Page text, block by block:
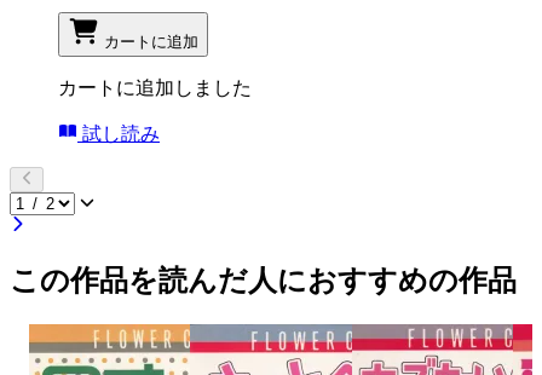
カートに追加
カートに追加しました
試し読み
この作品を読んだ人におすすめの作品